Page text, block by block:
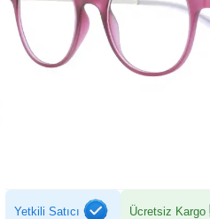
Yetkili Satıcı Ücretsiz Kargo